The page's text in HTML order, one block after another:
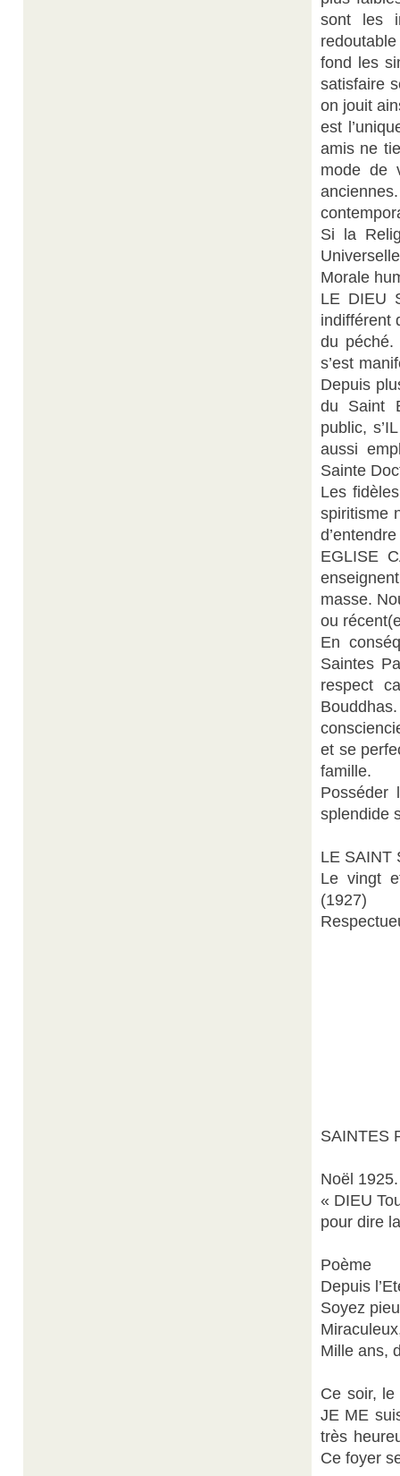
sont les
fond les
satisfaire
on jouit
est
amis ne
mode de
Si la
Morale
LE DIEU
indifférent
du péché.
s’est
Depuis
du Saint
public,
aussi
Sainte
Les
spiritisme
EGLISE
masse.
ou
En
Saintes
respect
et se
famille.
Posséder
splendide
LE SAINT
Le vingt
(1927)
SAINTES
Noël 1925.
« DIEU
pour dire
Poème
Depuis
Soyez
Mille ans,
Ce soir,
JE ME
très
Ce foyer